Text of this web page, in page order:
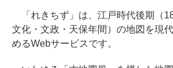
「れきちず」は、江戸時代後期（
文化・文政・天保年間）の地図を現
めるWebサービスです。